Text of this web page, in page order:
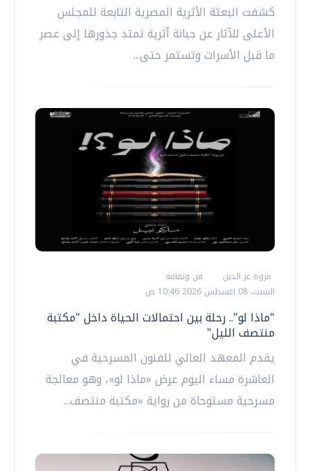
كشفت البعثة الأثرية المصرية التابعة للمجلس
الأعلى للآثار عن جبانة أثرية تمتد جذورها إلى عصر
ما قبل الأسرات وتستمر حتى...
مروة عز الدين
فن وثقافة
السبت، 08 اغسطس 2026 10:46 ص
"ماذا لو".. رحلة بين احتمالات الحياة داخل "مكتبة
منتصف الليل"
يقدم المعهد العالي للفنون المسرحية في
العاشرة مساء اليوم عرض «ماذا لو»، وهو معالجة
مسرحية مستوحاة من رواية «مكتبة منتصف...